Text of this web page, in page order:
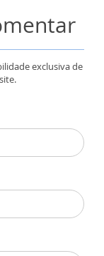
exclusiva de